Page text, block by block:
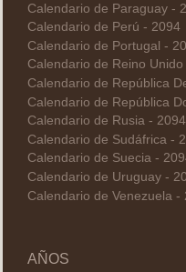
Calendario de Paraguay -
Calendario de Perú - 2094
Calendario de Portugal -
Calendario de Reino
Calendario de República
Calendario de República
Calendario de Rusia - 2094
Calendario de Sudáfrica -
Calendario de Suecia -
Calendario de Uruguay -
Calendario de Venezuela -
AÑOS